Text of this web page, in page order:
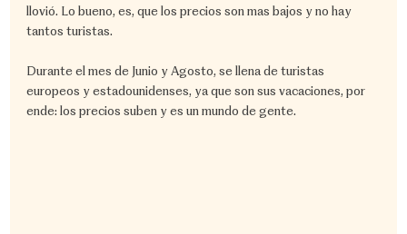
llovió. Lo bueno, es, que los precios son mas bajos y no hay
tantos turistas.
Durante el mes de Junio y Agosto, se llena de turistas
europeos y estadounidenses, ya que son sus vacaciones, por
ende: los precios suben y es un mundo de gente.